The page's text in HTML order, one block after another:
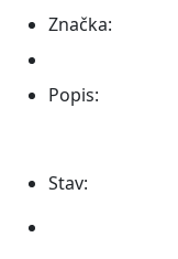
Značka:
Popis:
Stav: